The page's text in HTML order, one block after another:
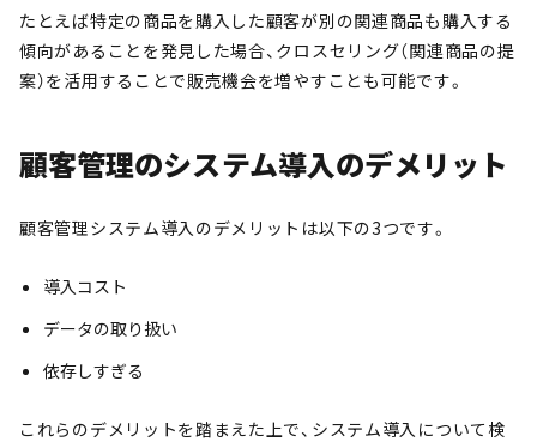
たとえば特定の商品を購入した顧客が別の関連商品も購入する
傾向があることを発見した場合、クロスセリング（関連商品の提
案）を活用することで販売機会を増やすことも可能です。
顧客管理のシステム導入のデメリット
顧客管理システム導入のデメリットは以下の3つです。
導入コスト
データの取り扱い
依存しすぎる
これらのデメリットを踏まえた上で、システム導入について検